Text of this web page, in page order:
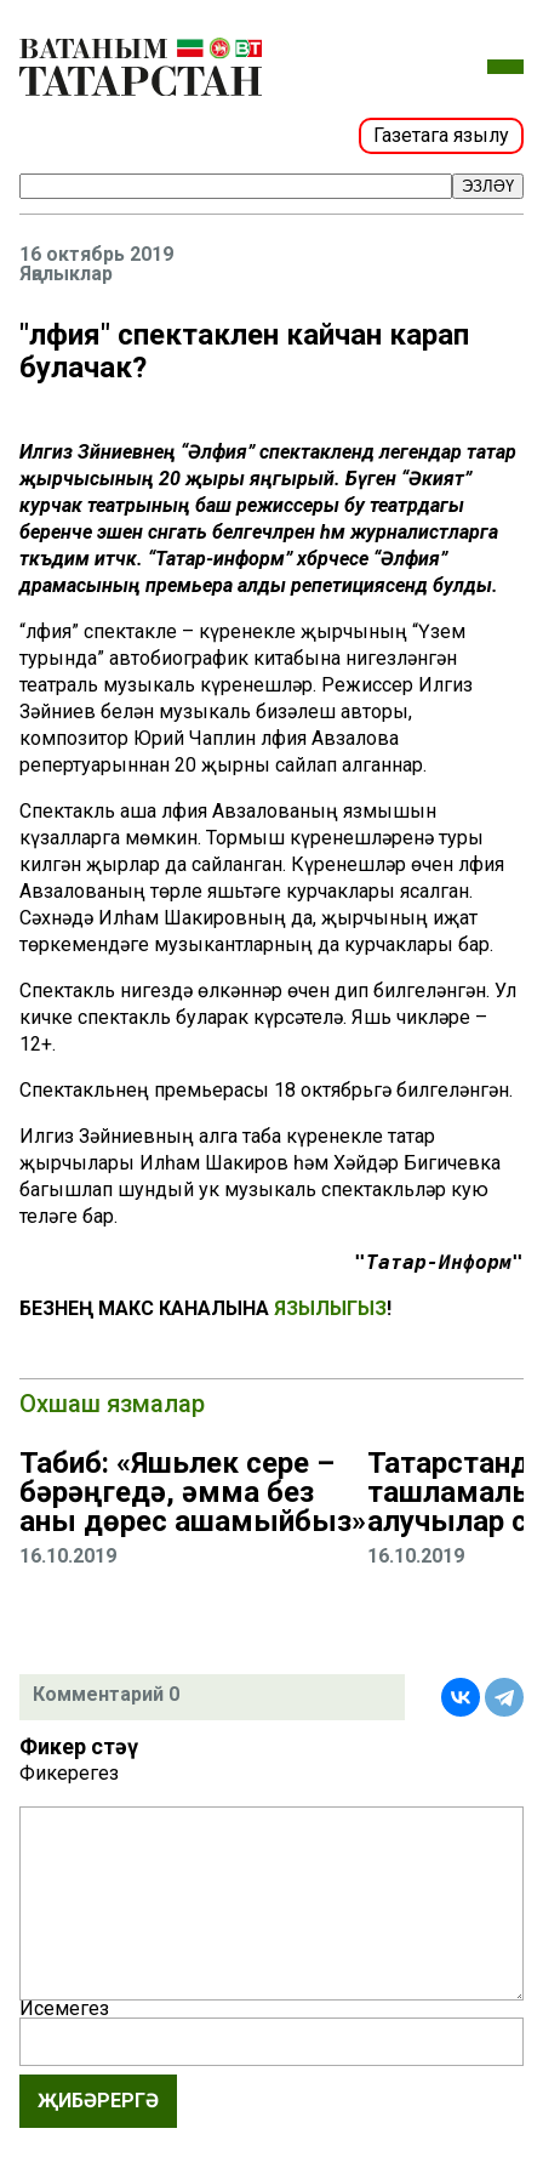
Газетага язылу
ЭЗЛӘҮ
16 октябрь 2019
Яңалыклар
"Әлфия" спектаклен кайчан карап
булачак?
Илгиз Зәйниевнең “Әлфия” спектаклендә легендар татар
җырчысының 20 җыры яңгырый. Бүген “Әкият”
курчак театрының баш режиссеры бу театрдагы
беренче эшен сәнгать белгечләренә һәм журналистларга
тәкъдим итәчәк. “Татар-информ” хәбәрчесе “Әлфия”
драмасының премьера алды репетициясендә булды.
“Әлфия” спектакле – күренекле җырчының “Үзем
турында” автобиографик китабына нигезләнгән
театраль музыкаль күренешләр. Режиссер Илгиз
Зәйниев белән музыкаль бизәлеш авторы,
композитор Юрий Чаплин Әлфия Авзалова
репертуарыннан 20 җырны сайлап алганнар.
Спектакль аша Әлфия Авзалованың язмышын
күзалларга мөмкин. Тормыш күренешләренә туры
килгән җырлар да сайланган. Күренешләр өчен Әлфия
Авзалованың төрле яшьтәге курчаклары ясалган.
Сәхнәдә Илһам Шакировның да, җырчының иҗат
төркемендәге музыкантларның да курчаклары бар.
Спектакль нигездә өлкәннәр өчен дип билгеләнгән. Ул
кичке спектакль буларак күрсәтелә. Яшь чикләре –
12+.
Спектакльнең премьерасы 18 октябрьгә билгеләнгән.
Илгиз Зәйниевның алга таба күренекле татар
җырчылары Илһам Шакиров һәм Хәйдәр Бигичевка
багышлап шундый ук музыкаль спектакльләр кую
теләге бар.
"Татар-Информ"
БЕЗНЕҢ МАКС КАНАЛЫНА ЯЗЫЛЫГЫЗ!
Охшаш язмалар
Табиб: «Яшьлек сере –
бәрәңгедә, әмма без
аны дөрес ашамыйбыз»
16.10.2019
ташламалы
алучылар
16.10.2019
Комментарий 0
Фикер өстәү
Фикерегез
Исемегез
ҖИБӘРЕРГӘ